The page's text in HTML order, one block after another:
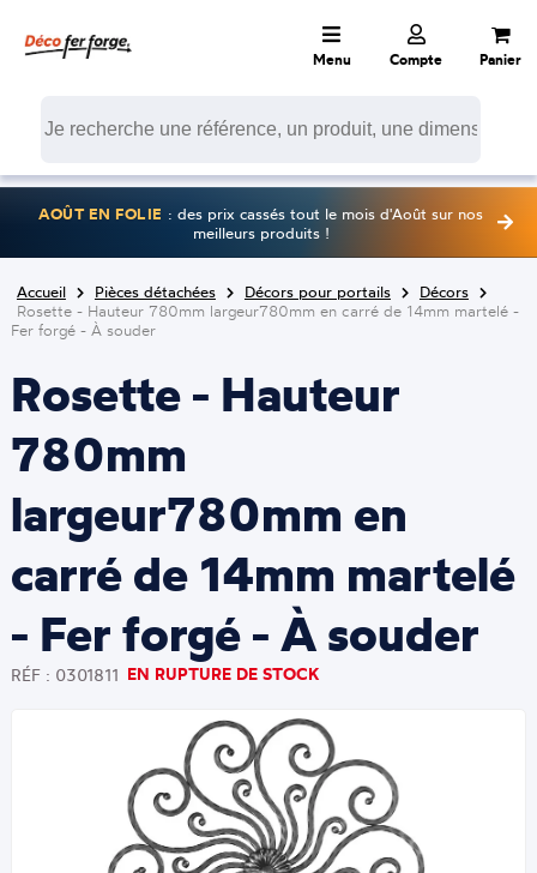
Menu Compte Panier
AOÛT EN FOLIE : des prix cassés tout le mois d'Août sur nos
meilleurs produits !
Accueil Pièces détachées Décors pour portails
Décors
Rosette - Hauteur 780mm largeur780mm en carré de 14mm martelé -
Fer forgé - À souder
Rosette - Hauteur
780mm
largeur780mm en
carré de 14mm martelé
- Fer forgé - À souder
RÉF : 0301811 EN RUPTURE DE STOCK